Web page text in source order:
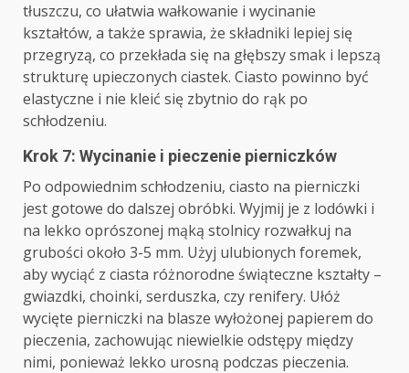
tłuszczu, co ułatwia wałkowanie i wycinanie
kształtów, a także sprawia, że składniki lepiej się
przegryzą, co przekłada się na głębszy smak i lepszą
strukturę upieczonych ciastek. Ciasto powinno być
elastyczne i nie kleić się zbytnio do rąk po
schłodzeniu.
Krok 7: Wycinanie i pieczenie pierniczków
Po odpowiednim schłodzeniu, ciasto na pierniczki
jest gotowe do dalszej obróbki. Wyjmij je z lodówki i
na lekko oprószonej mąką stolnicy rozwałkuj na
grubości około 3-5 mm. Użyj ulubionych foremek,
aby wyciąć z ciasta różnorodne świąteczne kształty –
gwiazdki, choinki, serduszka, czy renifery. Ułóż
wycięte pierniczki na blasze wyłożonej papierem do
pieczenia, zachowując niewielkie odstępy między
nimi, ponieważ lekko urosną podczas pieczenia.